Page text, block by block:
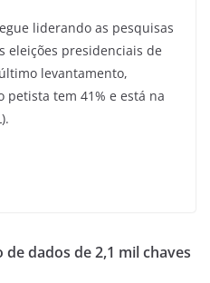
liderando as pesquisas
eleições presidenciais de
levantamento,
petista tem 41% e está na
dados de 2,1 mil chaves